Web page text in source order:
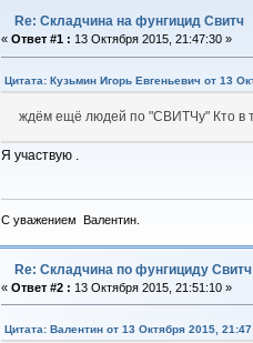
Re: Складчина на фунгицид Свитч
« Ответ #1 : 13 Октября 2015, 21:47:30 »
Цитата: Кузьмин Игорь Евгеньевич от 13
ждём ещё людей по "СВИТЧу" Кто в
Я участвую .
С уважением Валентин.
Re: Складчина по фунгициду Свитч
« Ответ #2 : 13 Октября 2015, 21:51:10 »
Цитата: Валентин от 13 Октября 2015,